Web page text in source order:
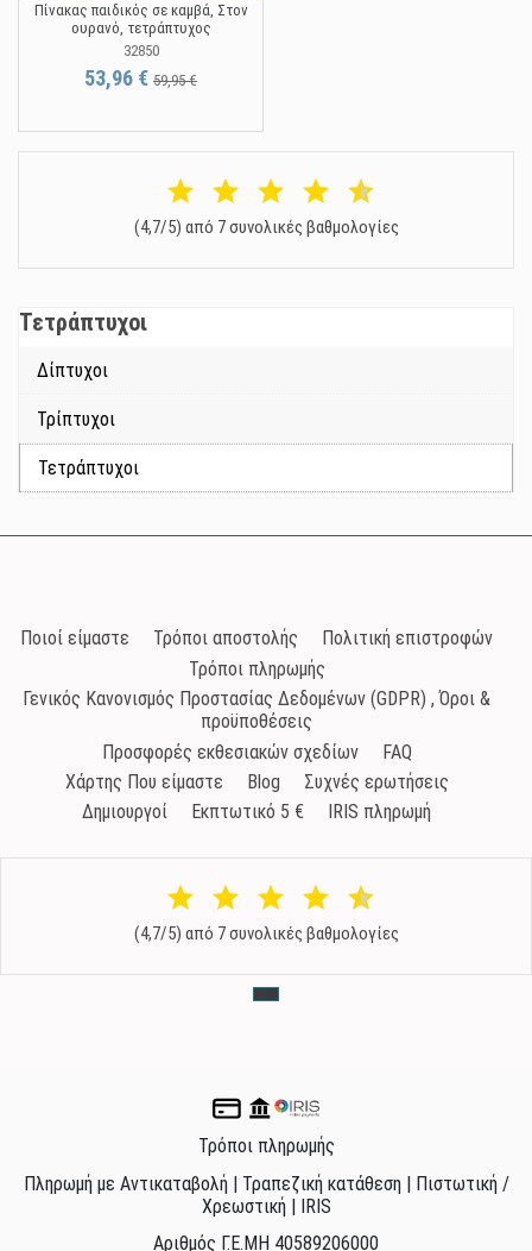
Πίνακας παιδικός σε καμβά, Στον
ουρανό, τετράπτυχος
32850
53,96 € 59,95 €
(4,7/5) από 7 συνολικές βαθμολογίες
Τετράπτυχοι
Δίπτυχοι
Τρίπτυχοι
Τετράπτυχοι
Ποιοί είμαστε Τρόποι αποστολής
Πολιτική επιστροφών
Τρόποι πληρωμής
Γενικός Κανονισμός Προστασίας Δεδομένων (GDPR) , Όροι &
προϋποθέσεις
Προσφορές εκθεσιακών σχεδίων
FAQ
Χάρτης Που είμαστε
Blog
Συχνές ερωτήσεις
Δημιουργοί
Εκπτωτικό 5 € IRIS πληρωμή
(4,7/5) από 7 συνολικές βαθμολογίες
Τρόποι πληρωμής
Πληρωμή με Αντικαταβολή | Τραπεζική κατάθεση | Πιστωτική /
Χρεωστική | IRIS
Αριθμός Γ.Ε.ΜΗ 40589206000